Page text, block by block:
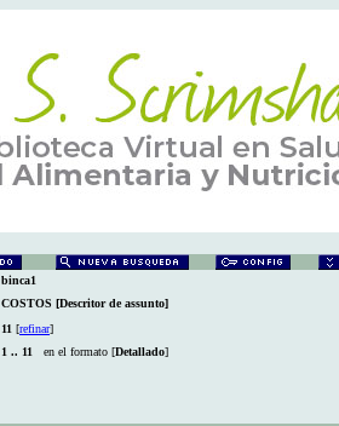
binca1
COSTOS [Descritor de assunto]
11 [refinar]
1 .. 11 en el formato [Detallado]